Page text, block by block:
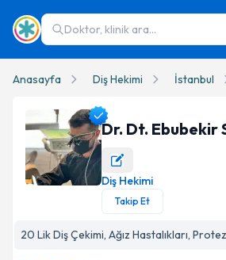
Doktor, klinik ara...
Anasayfa Diş Hekimi İstanbul
Dr. Dt. Ebubekir Saçlı Profil Fotoğrafı
Dr. Dt. Ebubekir
Diş Hekimi
Takip Et
20 Lik Diş Çekimi, Ağız Hastalıkları, Protez